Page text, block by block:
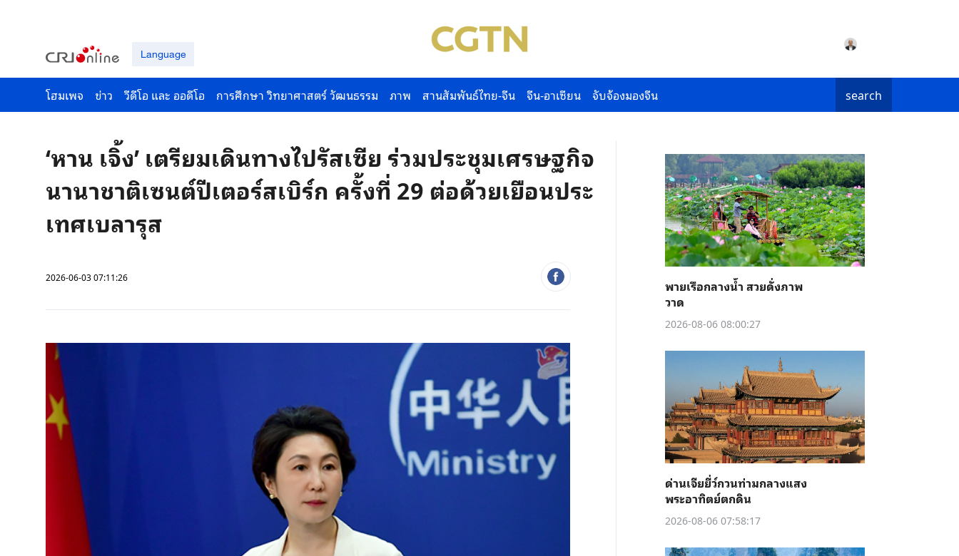
Language
โฮมเพจ ข่าว วีดีโอ และ ออดีโอ การศึกษา วิทยาศาสตร์ วัฒนธรรม ภาพ สานสัมพันธ์ไทย-จีน จีน-อาเซียน จับจ้องมองจีน search
‘หาน เจิ้ง’ เตรียมเดินทางไปรัสเซีย ร่วมประชุมเศรษฐกิจ
นานาชาติเซนต์ปีเตอร์สเบิร์ก ครั้งที่ 29 ต่อด้วยเยือนประ
เทศเบลารุส
2026-06-03 07:11:26
พายเรือกลางน้ำ สวยดั่งภาพ
วาด
2026-08-06 08:00:27
ด่านเจียยี่ว์กวนท่ามกลางแสง
พระอาทิตย์ตกดิน
2026-08-06 07:58:17